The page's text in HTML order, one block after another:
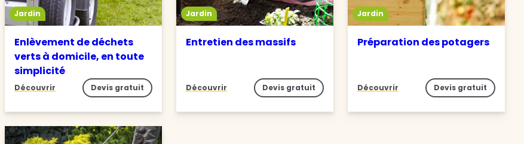
Jardin
Enlèvement de déchets
verts à domicile, en toute
simplicité
Découvrir Devis gratuit
Jardin
Entretien des massifs
Découvrir Devis gratuit
Jardin
Préparation des potagers
Découvrir Devis gratuit